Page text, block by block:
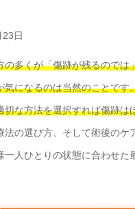
日
多くが「傷跡が残るのでは
になるのは当然のことです
切な方法を選択すれば傷跡は
法の選び方、そして術後の
人ひとりの状態に合わせた